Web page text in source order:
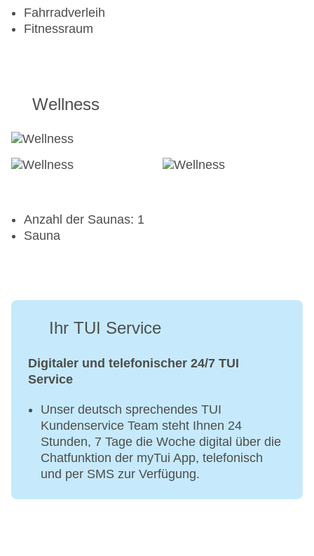
Fahrradverleih
Fitnessraum
Wellness
Anzahl der Saunas: 1
Sauna
Ihr TUI Service
Digitaler und telefonischer 24/7 TUI
Service
Unser deutsch sprechendes TUI
Kundenservice Team steht Ihnen 24
Stunden, 7 Tage die Woche digital über die
Chatfunktion der myTui App, telefonisch
und per SMS zur Verfügung.